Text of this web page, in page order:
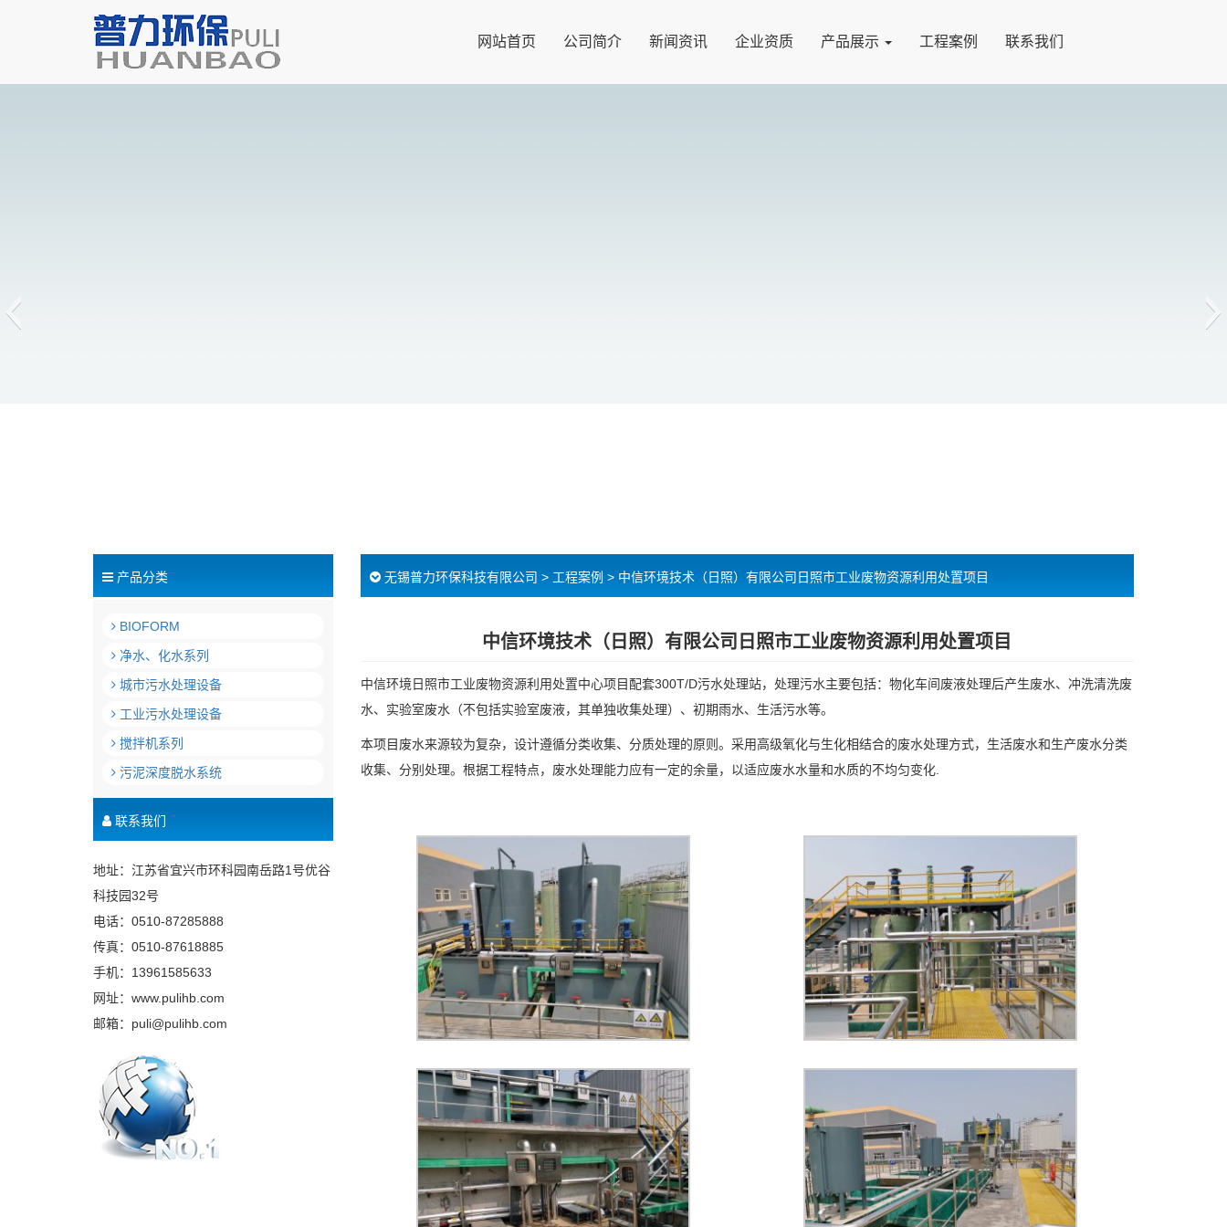
网站首页 公司简介 新闻资讯 企业资质 产品展示 工程案例 联系我们
产品分类
BIOFORM
净水、化水系列
城市污水处理设备
工业污水处理设备
搅拌机系列
污泥深度脱水系统
联系我们
地址：江苏省宜兴市环科园南岳路1号优谷
科技园32号
电话：0510-87285888
传真：0510-87618885
手机：13961585633
网址：www.pulihb.com
邮箱：puli@pulihb.com
无锡普力环保科技有限公司 > 工程案例 > 中信环境技术（日照）有限公司日照市工业废物资源利用处置项目
中信环境技术（日照）有限公司日照市工业废物资源利用处置项目
中信环境日照市工业废物资源利用处置中心项目配套300T/D污水处理站，处理污水主要包括：物化车间废液处理后产生废水、冲洗清洗废
水、实验室废水（不包括实验室废液，其单独收集处理）、初期雨水、生活污水等。
本项目废水来源较为复杂，设计遵循分类收集、分质处理的原则。采用高级氧化与生化相结合的废水处理方式，生活废水和生产废水分类
收集、分别处理。根据工程特点，废水处理能力应有一定的余量，以适应废水水量和水质的不均匀变化.